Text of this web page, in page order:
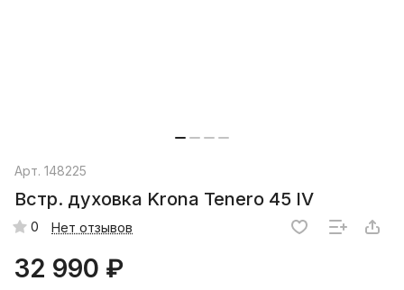
Арт. 148225
Встр. духовка Krona Tenero 45 IV
0 Нет отзывов
32 990 ₽